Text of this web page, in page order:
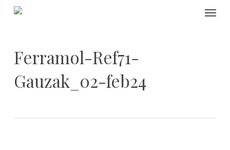
Skip
Ferramol-Ref71-
Gauzak_02-feb24